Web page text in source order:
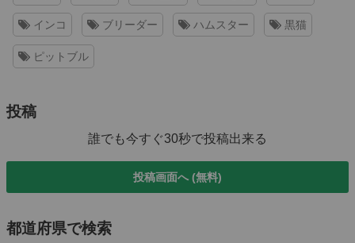
インコ ブリーダー ハムスター 黒猫
ピットブル
投稿
誰でも今すぐ30秒で投稿出来る
投稿画面へ (無料)
都道府県で検索